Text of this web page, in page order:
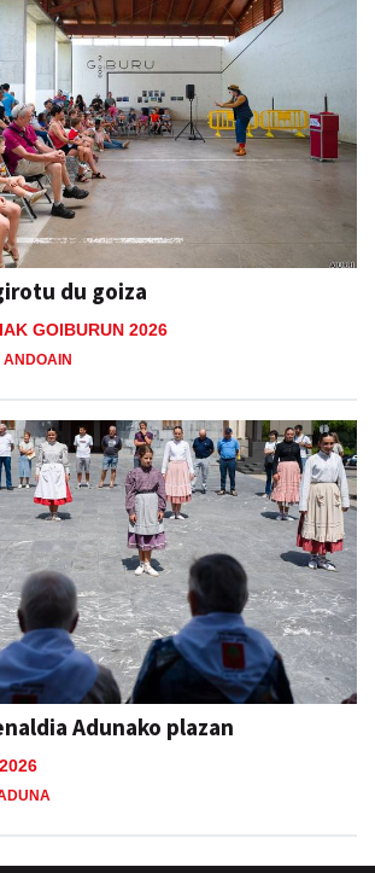
du goiza
GOIBURUN 2026
ANDOAIN
Adunako plazan